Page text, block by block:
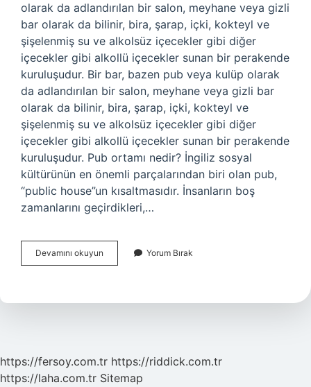
olarak da adlandırılan bir salon, meyhane veya gizli
bar olarak da bilinir, bira, şarap, içki, kokteyl ve
şişelenmiş su ve alkolsüz içecekler gibi diğer
içecekler gibi alkollü içecekler sunan bir perakende
kuruluşudur. Bir bar, bazen pub veya kulüp olarak
da adlandırılan bir salon, meyhane veya gizli bar
olarak da bilinir, bira, şarap, içki, kokteyl ve
şişelenmiş su ve alkolsüz içecekler gibi diğer
içecekler gibi alkollü içecekler sunan bir perakende
kuruluşudur. Pub ortamı nedir? İngiliz sosyal
kültürünün en önemli parçalarından biri olan pub,
“public house”un kısaltmasıdır. İnsanların boş
zamanlarını geçirdikleri,…
Devamını okuyun
Yemek
Yorum Bırak
https://fersoy.com.tr https://riddick.com.tr
https://laha.com.tr Sitemap